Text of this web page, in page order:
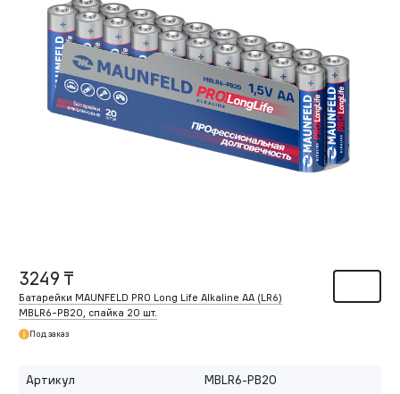
3249 ₸
Батарейки MAUNFELD PRO Long Life Alkaline AA (LR6)
MBLR6-PB20, спайка 20 шт.
Под заказ
Артикул MBLR6-PB20